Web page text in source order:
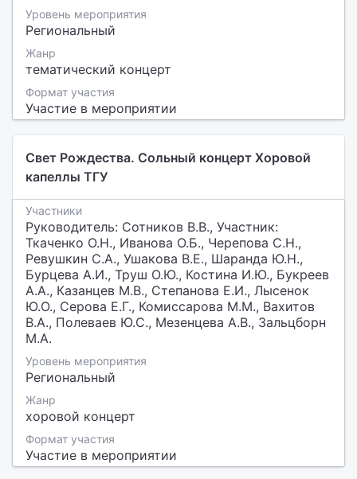
Уровень мероприятия
Региональный
Жанр
тематический концерт
Формат участия
Участие в мероприятии
Свет Рождества. Сольный концерт Хоровой
капеллы ТГУ
Участники
Руководитель: Сотников В.В., Участник:
Ткаченко О.Н., Иванова О.Б., Черепова С.Н.,
Ревушкин С.А., Ушакова В.Е., Шаранда Ю.Н.,
Бурцева А.И., Труш О.Ю., Костина И.Ю., Букреев
А.А., Казанцев М.В., Степанова Е.И., Лысенок
Ю.О., Серова Е.Г., Комиссарова М.М., Вахитов
В.А., Полеваев Ю.С., Мезенцева А.В., Зальцборн
М.А.
Уровень мероприятия
Региональный
Жанр
хоровой концерт
Формат участия
Участие в мероприятии